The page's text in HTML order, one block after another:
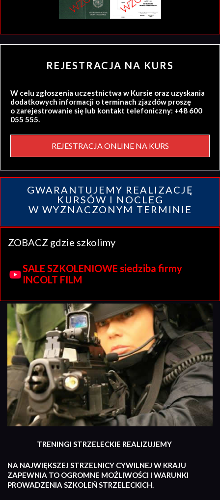
REJESTRACJA NA KURS
W celu zgłoszenia uczestnictwa w Kursie oraz uzyskania
dodatkowych informacji o terminach zjazdów proszę
o zarejestrowanie się lub kontakt telefoniczny: +48 600
055 555.
REJESTRACJA ONLINE NA KURS
GWARANTUJEMY REALIZACJĘ
KURSÓW I NOCLEG
W WYZNACZONYM TERMINIE
ZOBACZ gdzie szkolimy
SALE SZKOLENIOWE siedziba firmy
INCOLT FILM
TRENINGI STRZELECKIE REALIZUJEMY
NA NAJWIĘKSZEJ STRZELNICY CYWILNEJ W KRAJU
ZAPEWNIA TO OGROMNE MOŻLIWOŚCI I WARUNKI
PROWADZENIA SZKOLEŃ STRZELECKICH.